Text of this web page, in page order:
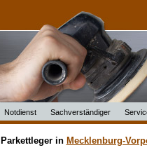
Notdienst Sachverständiger
Parkettleger in Mecklenburg-